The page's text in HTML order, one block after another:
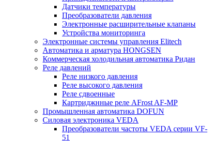
Датчики температуры
Преобразователи давления
Электронные расширительные клапаны
Устройства мониторинга
Электронные системы управления Elitech
Автоматика и арматура HONGSEN
Коммерческая холодильная автоматика Ридан
Реле давлений
Реле низкого давления
Реле высокого давления
Реле сдвоенные
Картриджнные реле AFrost AF-MP
Промышленная автоматика DOFUN
Силовая электроника VEDA
Преобразователи частоты VEDA серии VF-
51